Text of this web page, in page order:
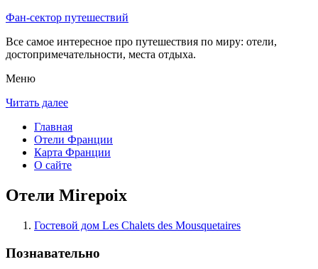
Фан-сектор путешествий
Все самое интересное про путешествия по миру: отели,
достопримечательности, места отдыха.
Меню
Читать далее
Главная
Отели Франции
Карта Франции
О сайте
Отели Mirepoix
Гостевой дом Les Chalets des Mousquetaires
Познавательно